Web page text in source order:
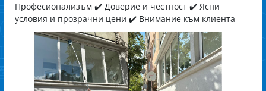
Професионализъм ✔️ Доверие и честност ✔️ Ясни
условия и прозрачни цени ✔️ Внимание към клиента